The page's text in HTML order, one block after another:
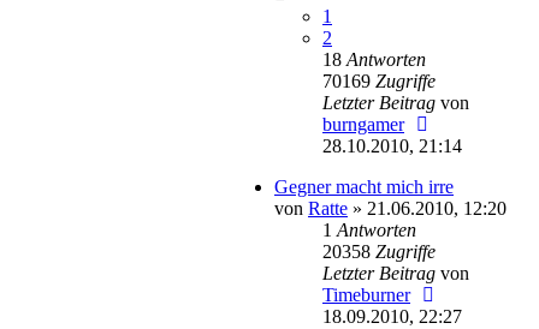
1
2
18 Antworten
70169 Zugriffe
Letzter Beitrag von
burngamer
28.10.2010, 21:14
Gegner macht mich irre
von Ratte » 21.06.2010, 12:20
1 Antworten
20358 Zugriffe
Letzter Beitrag von
Timeburner
18.09.2010, 22:27